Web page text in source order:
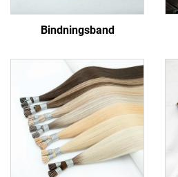
Bindningsband